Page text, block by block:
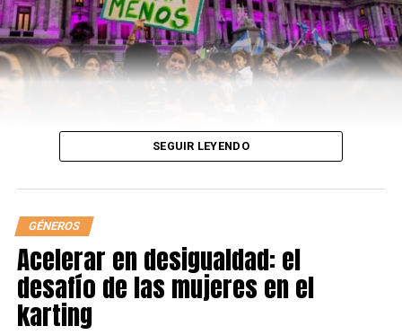
potente”
SEGUIR LEYENDO
GÉNEROS
Acelerar en desigualdad: el
desafío de las mujeres en el
karting